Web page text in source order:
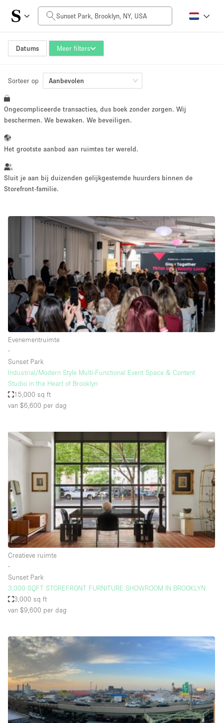
Datums Meer filters
Prijs per dag
$0
Grootte ruimte
100 sq ft 5000+ sq ft
~ 13 mensen
fotoshoot
maken
Conferentie Vergadering Kantoor
Winkel
delen
Type ruimte
Advertentieruimte
Atelier / Werkplaats
Boetiek / Winkel
Boot
Container
Creatieve ruimte
Dak
Evenementruimte
Foto / Filmstudio
Galerie
Hal
Kantoorruimte
Kraampje / Kiosk / Stalletje
Kraampje / Marktkraam
Markt / Festival
Ontvangsthal
Overige
Restaurant / Bar / Café
Salon
Sorteer op Aanbevolen
Ongecompliceerde transacties, dus boek zonder zorgen. Wij
beschermen. We bewaken. We beveiligen.
Het grootste aanbod aan ruimtes ter wereld.
Sluit je aan bij duizenden gelijkgestemde huurders binnen de
Storefront-familie.
Evenementruimte
∙
Sunset Park
Industrial/Modern Style Multi-Functional Event Space & Content
Studio in the Heart of Brooklyn
15,000 sq ft
van $6,600 per dag
Creatieve ruimte
∙
Sunset Park
3,000 SQFT STOREFRONT FURNITURE SHOWROOM IN BROOKLYN
3,000 sq ft
van $9,600 per dag